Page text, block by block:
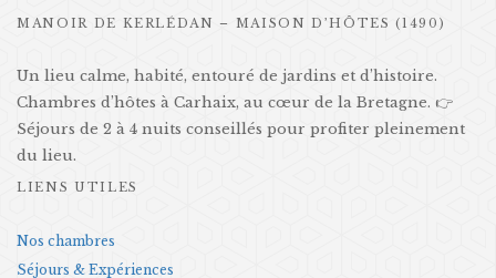
MANOIR DE KERLÉDAN – MAISON D’HÔTES (1490)
Un lieu calme, habité, entouré de jardins et d’histoire.
Chambres d’hôtes à Carhaix, au cœur de la Bretagne. 👉
Séjours de 2 à 4 nuits conseillés pour profiter pleinement
du lieu.
LIENS UTILES
Nos chambres
Séjours & Expériences